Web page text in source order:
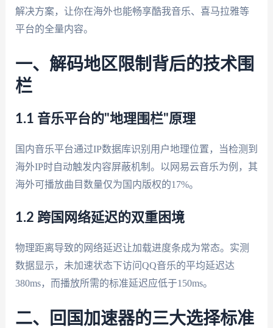
解决方案，让你在海外也能畅享酷我音乐、喜马拉雅等
平台的全量内容。
一、解码地区限制背后的技术围
栏
1.1 音乐平台的"地理围栏"原理
国内音乐平台通过IP数据库识别用户地理位置，当检测到
海外IP时自动触发内容屏蔽机制。以网易云音乐为例，其
海外可播放曲目数量仅为国内版权的17%。
1.2 跨国网络延迟的双重困境
物理距离导致的网络延迟让加载进度条成为常态。实测
数据显示，未加速状态下访问QQ音乐的平均延迟达
380ms，而播放所需的标准延迟应低于150ms。
二、回国加速器的三大选择标准